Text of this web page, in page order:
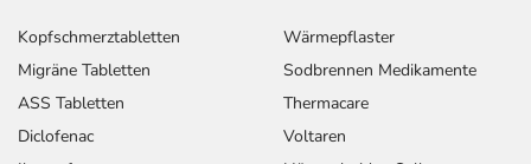
Kopfschmerztabletten
Migräne Tabletten
ASS Tabletten
Diclofenac
Wärmepflaster
Sodbrennen Medikamente
Thermacare
Voltaren